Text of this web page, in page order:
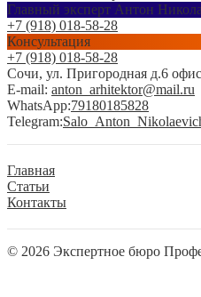
Главный эксперт Антон
+7 (918) 018-58-28
Консультация
+7 (918) 018-58-28
Сочи, ул. Пригородная д.6
E-mail: anton_arhitektor@mail.ru
WhatsApp:79180185828
Telegram:
Главная
Статьи
Контакты
© 2026 Экспертное бюро